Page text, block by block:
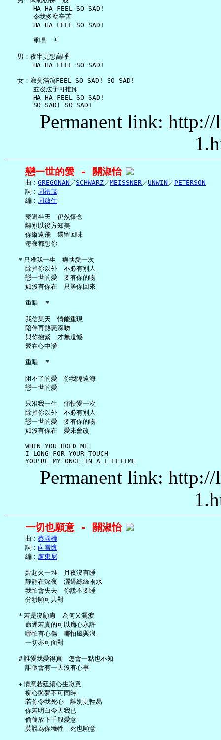
       HA HA FEEL SO SAD!
       令我多麼辛苦
       HA HA FEEL SO SAD!
       重唱　＊
   男：夜半更想高呼
       HA HA FEEL SO SAD!
   女：寂寞滿瀉FEEL SO SAD! SO SAD!
       並沒法子可推卸
       HA HA FEEL SO SAD!
Permanent link:
戀一世的愛 - 關淑怡
     曲︰
GREGONAN ／ SCHWARZ／MEISSNER／ UNWIN ／ PETERSON
     詞︰
周禮茂
     編︰
周啟生
     愛過半天　仍然懷念
     離別以後方知美
     你縱遠飛　還留回味
     每夜都想你
   ＊只准我一生　痛快愛一次
     除掉你以外　不必有別人
     戀一世的愛　要有你的吻
     如沒有你在　只等你回來
     重唱　＊
     我信某天　情能重現
     陪伴再熱戀深吻
     與你抱緊　才無遺憾
     愛在心中滲
     重唱　＊
     阻不了的愛　你我隔遠海
     戀一世的愛
     只准我一生　痛快愛一次
     除掉你以外　不必有別人
     戀一世的愛　要有你的吻
     如沒有你在　愛未會改
     WHEN YOU HOLD ME
     I LONG FOR YOUR TOUCH
Permanent link:
一切也願意 - 關淑怡
     曲︰
蔡國權
     詞︰
向雪懷
     編︰
盧東尼
     點起火一堆　月夜沒有睡
     靜靜在深夜　灑過絲絲雨水
     我怕會失去　你說不要睡
     分秒願可共對
   ＊若是沒顧慮　為何又灑淚
     命運若真的可以痴心永許
     哪怕有心傷　哪怕風與浪
     一切亦可面對
   ＃誰愛我愛得真　怎會一點也不知
     誰個會有一天沒有心事
   ＋情意若廷續心生歉意
     痴心與夢不可同時
     若你令我死心　離別更輕易
     你若明白今天我已
     偷偷放下千般愛意
     莫說為你犧牲　死也願意